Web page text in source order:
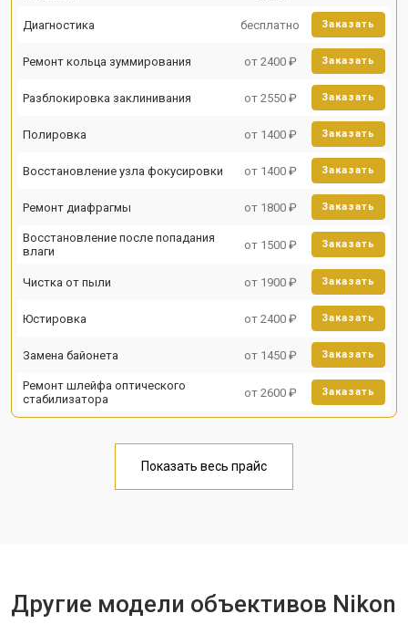
Диагностика бесплатно Заказать
Ремонт кольца зуммирования от 2400 ₽ Заказать
Разблокировка заклинивания от 2550 ₽ Заказать
Полировка от 1400 ₽ Заказать
Восстановление узла фокусировки от 1400 ₽ Заказать
Ремонт диафрагмы от 1800 ₽ Заказать
Восстановление после попадания
влаги
от 1500 ₽ Заказать
Чистка от пыли от 1900 ₽ Заказать
Юстировка от 2400 ₽ Заказать
Замена байонета от 1450 ₽ Заказать
Ремонт шлейфа оптического
стабилизатора
от 2600 ₽ Заказать
Показать весь прайс
Другие модели объективов Nikon